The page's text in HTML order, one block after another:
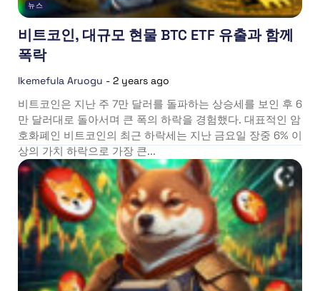
뉴스
비트코인, 대규모 현물 BTC ETF 유출과 함께
폭락
Ikemefula Aruogu - 2 years ago
비트코인은 지난 주 7만 달러를 돌파하는 상승세를 보인 후 6
만 달러대로 돌아서며 큰 폭의 하락을 경험했다. 대표적인 암
호화폐인 비트코인의 최근 하락세는 지난 금요일 장중 6% 이
상의 가치 하락으로 가장 큰...